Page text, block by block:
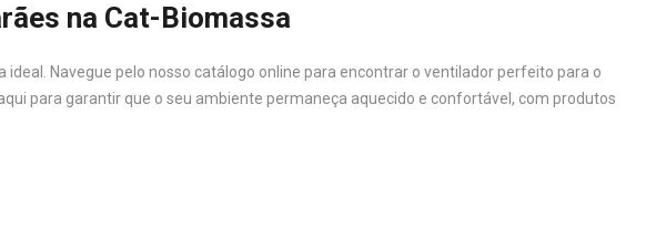
na Cat-Biomassa
ideal. Navegue pelo nosso catálogo online para encontrar o ventilador perfeito para o
para garantir que o seu ambiente permaneça aquecido e confortável, com produtos